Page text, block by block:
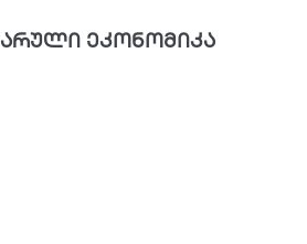
ეკონომიკა